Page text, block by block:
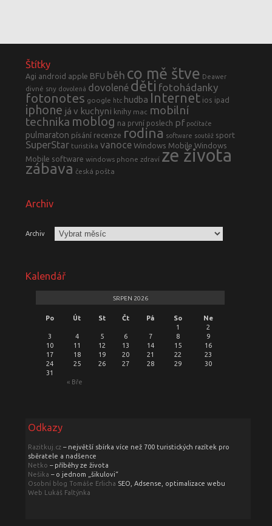
Štítky
Agi android apple BFU běh co mě štve Deawer
divné sny dovolená dovolené děti fotohádanky
fotonotes google htc hudba Internet ios ipad
iphone já v kuchyni knihy mac mobilní
technika moblog na první poslech pf počítače
pulmaraton písání recenze rodina software soutěž sport
SuperStar turistika vanoce Windows Mobile Windows
Mobile software windows phone zdraví ze života
zábava česká pošta
Archiv
Archiv
Kalendář
SRPEN 2026
Po Út St Čt Pá So Ne
« Bře
1
2
3
4 5 6 7 8
9
10
11 12 13 14 15
16
17
18 19 20 21 22
23
24
25 26 27 28 29
30
31
Odkazy
Razitkuj.cz– největší sbírka více než 700 turistických razítek pro
sběratele a nadšence
Netko – příběhy ze života
Nešika – o jednom „šikulovi“
Osobní blog Tomáše Erlicha SEO, Adsense, optimalizace webu
Web Lukáš Faltýnka